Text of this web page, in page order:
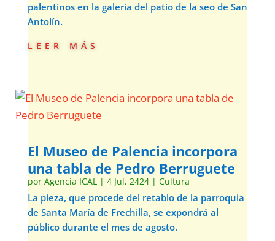
palentinos en la galería del patio de la seo de San
Antolín.
leer más
El Museo de Palencia incorpora
una tabla de Pedro Berruguete
por Agencia ICAL| 4 Jul, 2424| Cultura
La pieza, que procede del retablo de la parroquia
de Santa María de Frechilla, se expondrá al
público durante el mes de agosto.